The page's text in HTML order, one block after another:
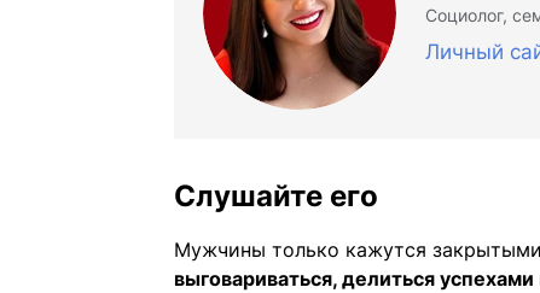
Социолог,
Личный
Слушайте его
Мужчины только кажутся
выговариваться, делиться